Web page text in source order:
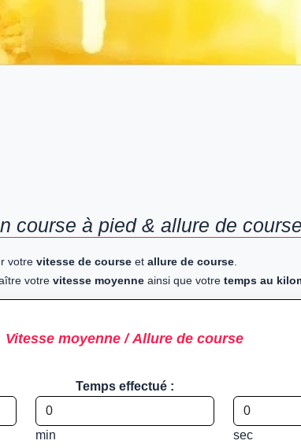
course à pied & allure de
votre vitesse de course et allure de course
votre vitesse moyenne ainsi que votre temps au
Vitesse moyenne / Allure de course
Temps effectué :
min sec